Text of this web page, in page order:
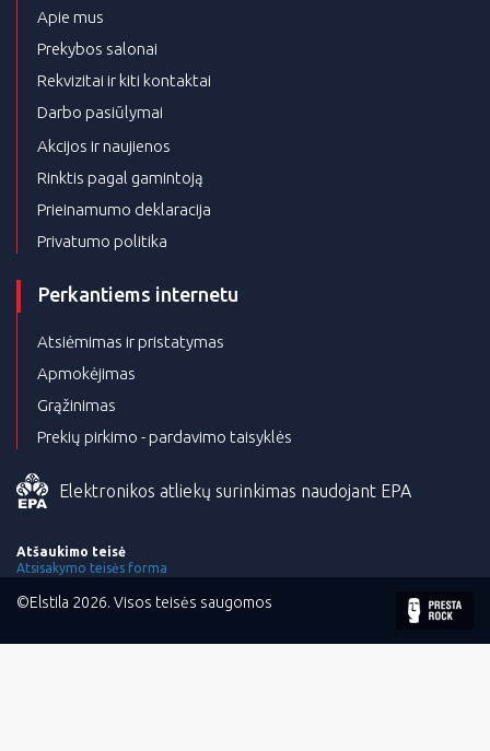
Apie mus
Prekybos salonai
Rekvizitai ir kiti kontaktai
Darbo pasiūlymai
Akcijos ir naujienos
Rinktis pagal gamintoją
Prieinamumo deklaracija
Privatumo politika
Perkantiems internetu
Atsiėmimas ir pristatymas
Apmokėjimas
Grąžinimas
Prekių pirkimo - pardavimo taisyklės
Elektronikos atliekų surinkimas naudojant EPA
Atšaukimo teisė
Atsisakymo teisės forma
©Elstila 2026. Visos teisės saugomos